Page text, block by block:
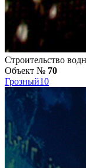
Строительство
Объект № 70
Грозный10